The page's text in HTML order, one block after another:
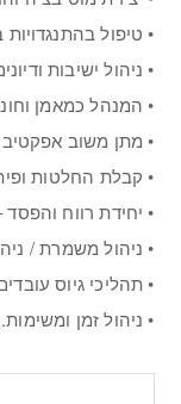
• טיפול בהתנגדויות
• ניהול ישיבות
• המנהל כמאמן
• מתן משוב
• קבלת החלטות
• יחידת רווח
• ניהול משמרת /
• תהליכי גיוס
• ניהול זמן ומשימות.